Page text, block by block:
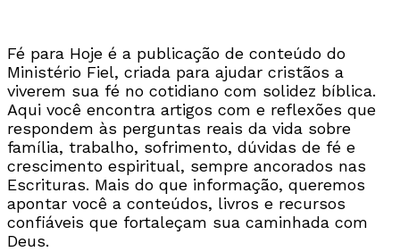
Fé para Hoje é a publicação de conteúdo do
Ministério Fiel, criada para ajudar cristãos a
viverem sua fé no cotidiano com solidez bíblica.
Aqui você encontra artigos com e reflexões que
respondem às perguntas reais da vida sobre
família, trabalho, sofrimento, dúvidas de fé e
crescimento espiritual, sempre ancorados nas
Escrituras. Mais do que informação, queremos
apontar você a conteúdos, livros e recursos
confiáveis que fortaleçam sua caminhada com
Deus.